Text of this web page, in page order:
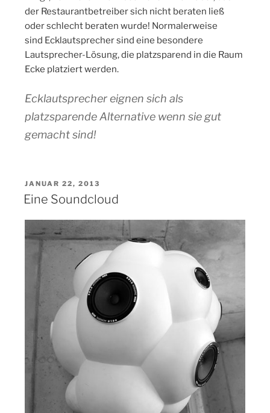
der Restaurantbetreiber sich nicht beraten ließ
oder schlecht beraten wurde! Normalerweise
sind Ecklautsprecher sind eine besondere
Lautsprecher-Lösung, die platzsparend in die Raum
Ecke platziert werden.
Ecklautsprecher eignen sich als
platzsparende Alternative wenn sie gut
gemacht sind!
VERÖFFENTLICHT
AM
JANUAR 22, 2013
Eine Soundcloud